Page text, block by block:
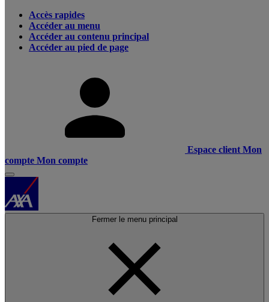
Accès rapides
Accéder au menu
Accéder au contenu principal
Accéder au pied de page
Espace client Mon
compte Mon compte
Fermer le menu principal